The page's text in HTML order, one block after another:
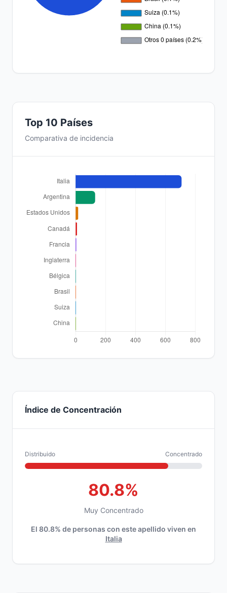
Top 10 Países
Comparativa de incidencia
Índice de Concentración
Distribuido Concentrado
80.8%
Muy Concentrado
El 80.8% de personas con este apellido viven en
Italia